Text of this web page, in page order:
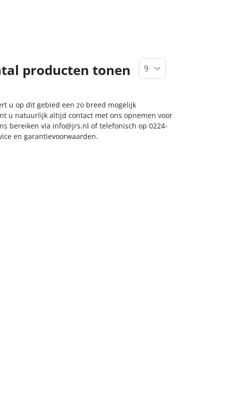
producten tonen
u op dit gebied een zo breed mogelijk
u natuurlijk altijd contact met ons opnemen voor
bereiken via info@jrs.nl of telefonisch op 0224-
en garantievoorwaarden.